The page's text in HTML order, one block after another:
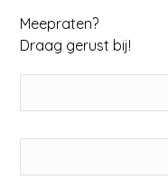
Meepraten?
Draag gerust bij!